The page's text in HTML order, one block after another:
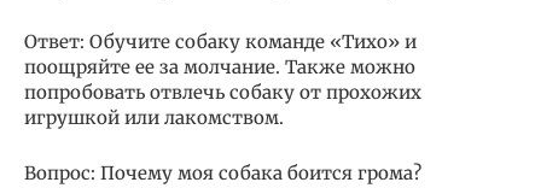
Ответ: Обучите собаку команде «Тихо» и
поощряйте ее за молчание. Также можно
попробовать отвлечь собаку от прохожих
игрушкой или лакомством.
Вопрос: Почему моя собака боится грома?